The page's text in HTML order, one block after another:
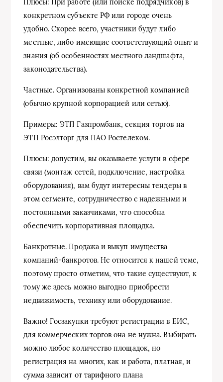
Плюсы: При работе (или поиске подрядчиков) в
конкретном субъекте РФ или городе очень
удобно. Скорее всего, участники будут либо
местные, либо имеющие соответствующий опыт и
знания (об особенностях местного ландшафта,
законодательства).
Частные. Организованы конкретной компанией
(обычно крупной корпорацией или сетью).
Примеры: ЭТП Газпромбанк, секция торгов на
ЭТП Росэлторг для ПАО Ростелеком.
Плюсы: допустим, вы оказываете услуги в сфере
связи (монтаж сетей, подключение, настройка
оборудования), вам будут интересны тендеры в
этом сегменте, сотрудничество с надежными и
постоянными заказчиками, что способна
обеспечить корпоративная площадка.
Банкротные. Продажа и выкуп имущества
компаний-банкротов. Не относится к нашей теме,
поэтому просто отметим, что такие существуют, к
тому же здесь можно выгодно приобрести
недвижимость, технику или оборудование.
Важно! Госзакупки требуют регистрации в ЕИС,
для коммерческих торгов она не нужна. Выбирать
можно любое количество площадок, но
регистрация на многих, как и работа, платная, и
сумма зависит от тарифного плана